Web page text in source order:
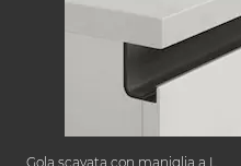
Gola scavata con maniglia a L